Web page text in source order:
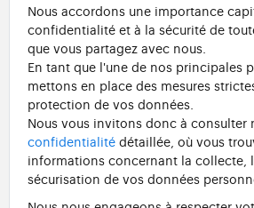
Nous accordons une importance
confidentialité et à la sécurité de
que vous partagez avec nous.
En tant que l'une de nos principales
mettons en place des mesures
protection de vos données.
Nous vous invitons donc à consulter
confidentialité détaillée, où vous
informations concernant la collecte,
sécurisation de vos données